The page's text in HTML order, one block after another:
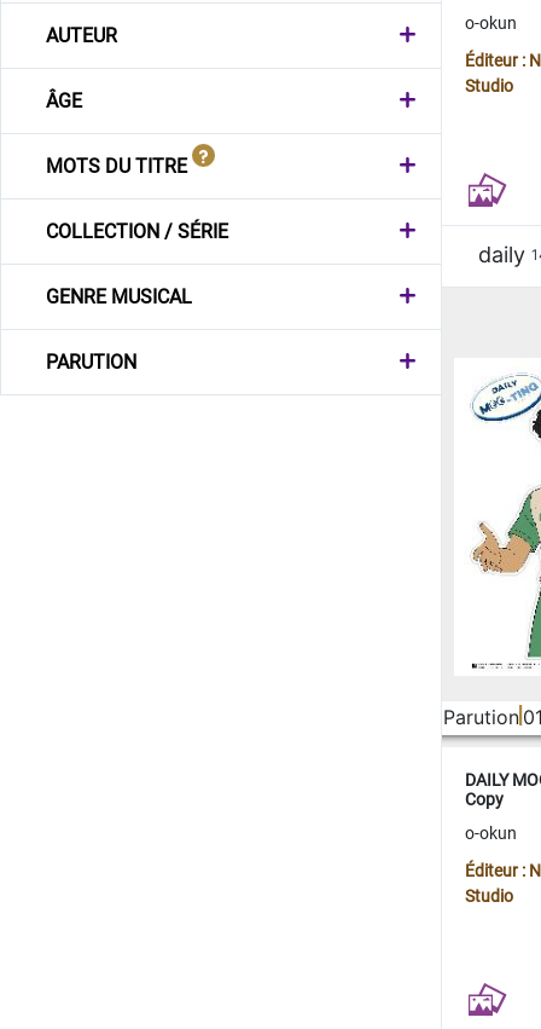
AUTEUR
ÂGE
MOTS DU TITRE
COLLECTION / SÉRIE
GENRE MUSICAL
PARUTION
o-okun
Éditeur :
Studio
daily
Parution
DAILY
Copy
o-okun
Éditeur :
Studio